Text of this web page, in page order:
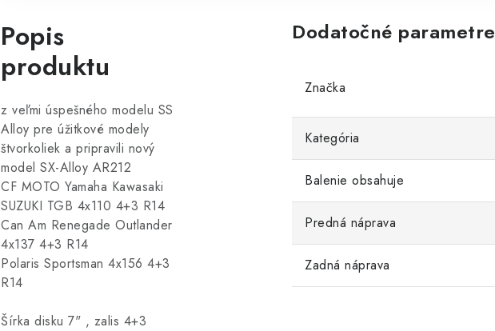
Popis
produktu
z veľmi úspešného modelu SS
Alloy pre úžitkové modely
štvorkoliek a pripravili nový
model SX-Alloy AR212
CF MOTO Yamaha Kawasaki
SUZUKI TGB 4x110 4+3 R14
Can Am Renegade Outlander
4x137 4+3 R14
Polaris Sportsman 4x156 4+3
R14
Šírka disku 7" , zalis 4+3
Dodatočné parametre
Značka
Kategória
Balenie obsahuje
Predná náprava
Zadná náprava